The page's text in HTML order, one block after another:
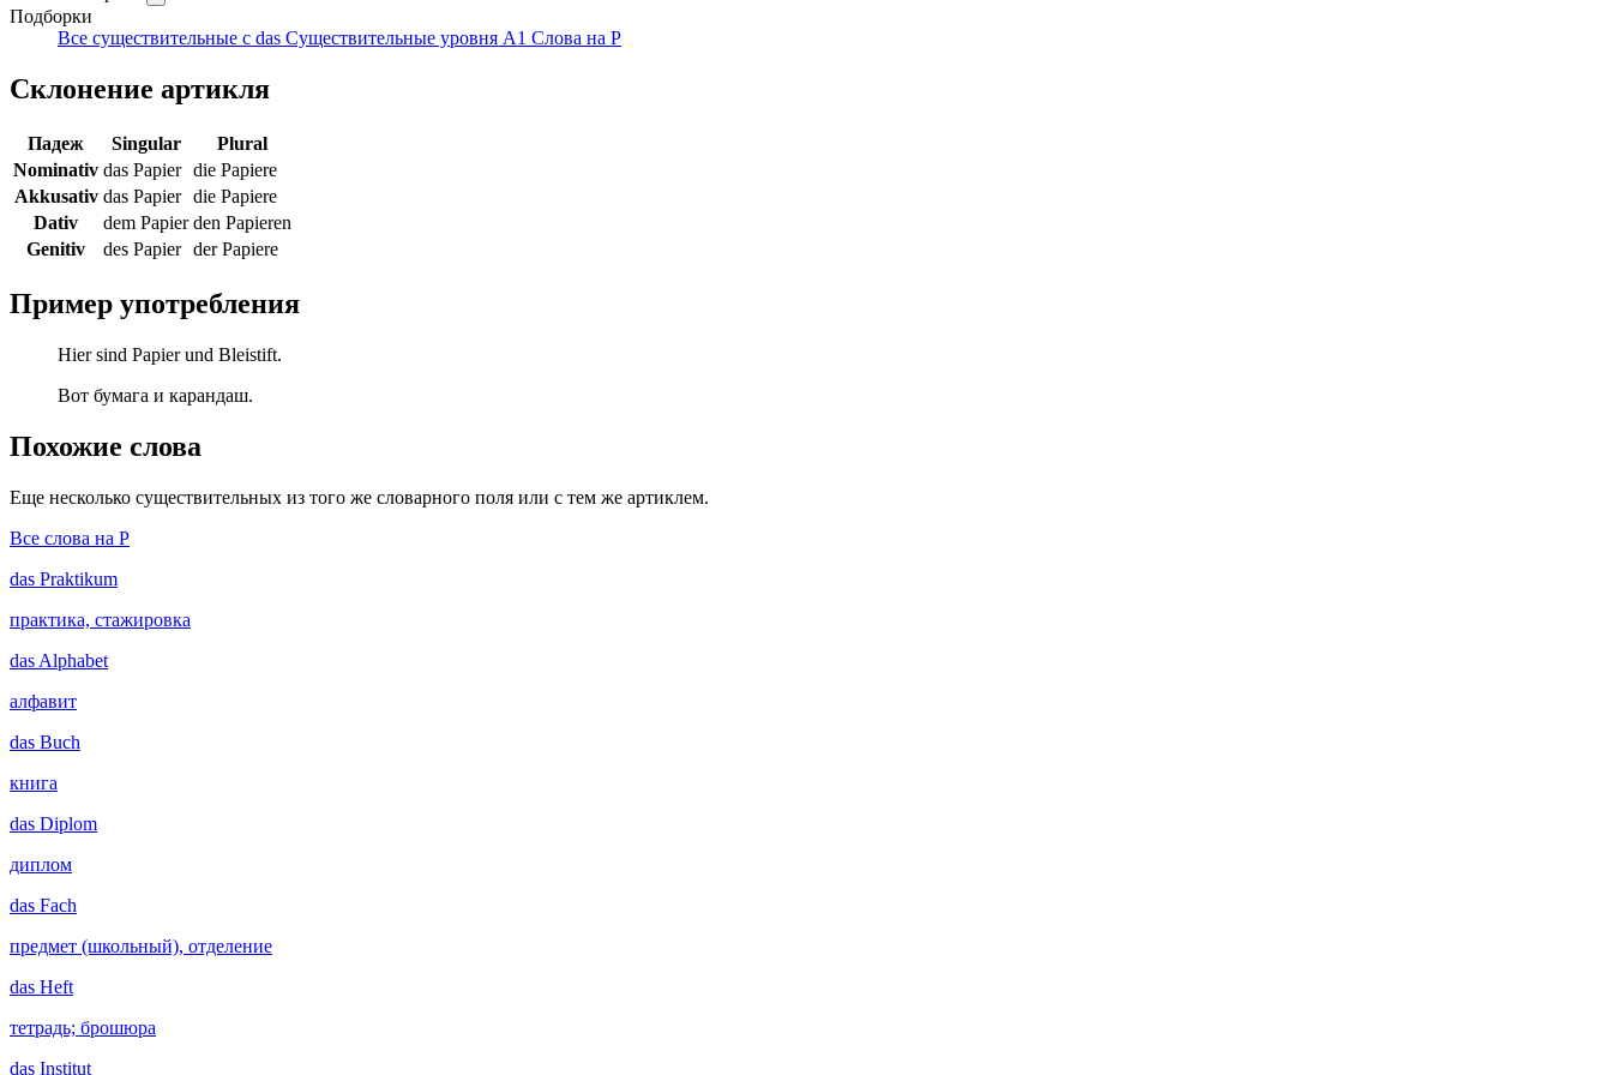
Подборки
Все существительные с das Существительные уровня A1 Слова на P
Склонение артикля
Падеж Singular
Plural
Nominativ das Papier die Papiere
Akkusativ das Papier die Papiere
Dativ
dem Papier den Papieren
Genitiv
des Papier der Papiere
Пример употребления
Hier sind Papier und Bleistift.
Вот бумага и карандаш.
Похожие слова
Еще несколько существительных из того же словарного поля или с тем же артиклем.
Все слова на P
das Praktikum
практика, стажировка
das Alphabet
алфавит
das Buch
книга
das Diplom
диплом
das Fach
предмет (школьный), отделение
das Heft
тетрадь; брошюра
das Institut